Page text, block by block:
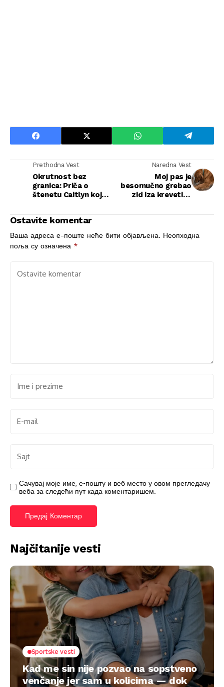
Prethodna Vest
Okrutnost bez
granica: Priča o
štenetu Caitlyn koje
Naredna Vest
Moj pas je
besomučno grebao
zid iza krevetića
smo u zidu našli
nešto zaista jezivo
Ostavite komentar
Ваша адреса е-поште неће бити објављена. Неопходна
поља су означена *
Сачувај моје име, е-пошту и веб место у овом прегледачу
веба за следећи пут када коментаришем.
Najčitanije vesti
Sportske vesti
Kad me sin nije pozvao na sopstveno
venčanje jer sam u kolicima — dok